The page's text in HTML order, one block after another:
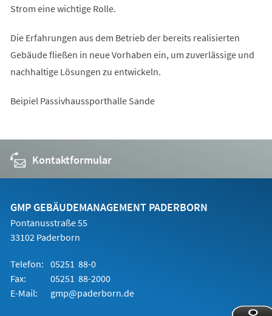
Strom eine wichtige Rolle.
Die Erfahrungen aus dem Betrieb der bereits realisierten
Gebäude fließen in neue Vorhaben ein, um zuverlässige und
nachhaltige Lösungen zu entwickeln.
Beipiel Passivhaussporthalle Sande
Kontaktformular
GMP GEBÄUDEMANAGEMENT PADERBORN
Pontanusstraße 55
33102 Paderborn
Telefon: 05251 88-0
Fax:
05251 88-2000
E-Mail:
gmp@paderborn.de